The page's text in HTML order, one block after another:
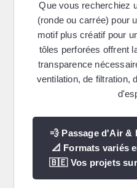
Que vous recherchiez
(ronde ou carrée) pour
motif plus créatif pour
tôles perforées offrent
transparence
ventilation, de filtration,
💨 Passage d'Air
📐 Formats variés
🇧🇪 Vos projets sur